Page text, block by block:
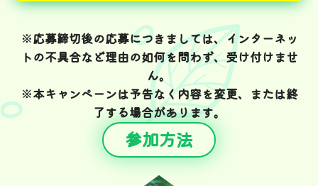
※応募締切後の応募につきましては、インターネッ
トの不具合など理由の如何を問わず、受け付けませ
ん。
※本キャンペーンは予告なく内容を変更、または終
了する場合があります。
参加方法